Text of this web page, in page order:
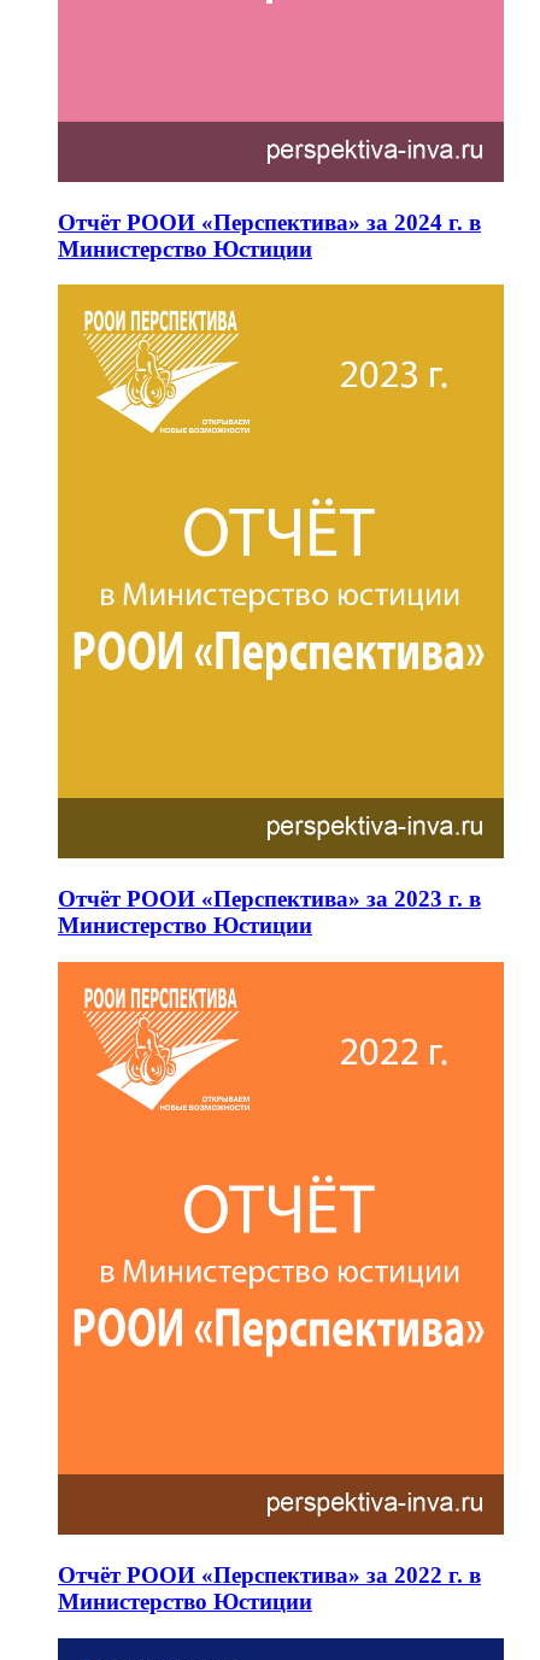
Отчёт РООИ «Перспектива» за 2024 г. в
Министерство Юстиции
Отчёт РООИ «Перспектива» за 2023 г. в
Министерство Юстиции
Отчёт РООИ «Перспектива» за 2022 г. в
Министерство Юстиции